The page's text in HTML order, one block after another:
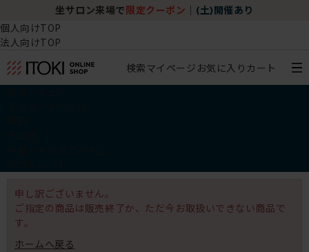
坐サロン来場で 限定クーポン (土)開催あり
個人向けTOP
法人向けTOP
検索マイページ お気に入り カート
申し訳ございません。
ご指定の商品は販売終了か、ただ今お取扱いできない商品で
す。
ホームへ戻る